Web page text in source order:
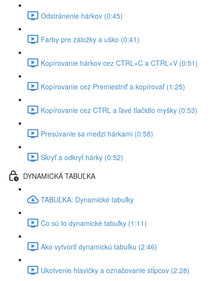
Odstránenie hárkov (0:45)
Farby pre záložky a uško (0:41)
Kopírovanie hárkov cez CTRL+C a CTRL+V (0:51)
Kopírovanie cez Premiestniť a kopírovať (1:25)
Kopírovanie cez CTRL a ľavé tlačidlo myšky (0:53)
Presúvanie sa medzi hárkami (0:58)
Skryť a odkryť hárky (0:52)
DYNAMICKÁ TABUĽKA
TABUĽKA: Dynamické tabuľky
Čo sú to dynamické tabuľky (1:11)
Ako vytvoriť dynamickú tabuľku (2:46)
Ukotvenie hlavičky a označovanie stĺpcov (2:28)